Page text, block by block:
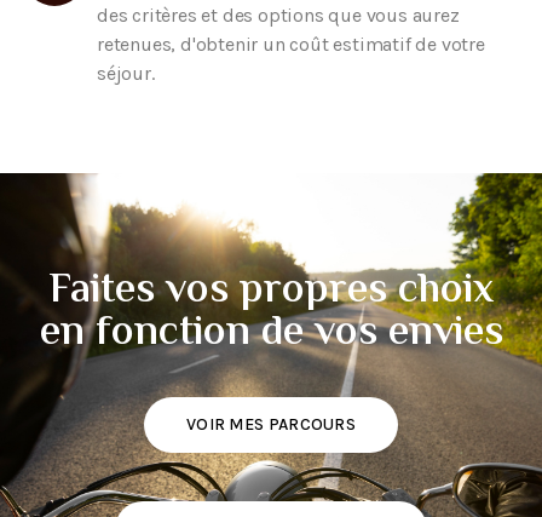
des critères et des options que vous aurez
retenues, d'obtenir un coût estimatif de votre
séjour.
Faites vos propres choix
en fonction de vos envies
VOIR MES PARCOURS